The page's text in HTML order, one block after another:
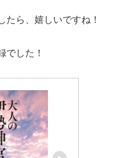
たら、嬉しいですね！
でした！